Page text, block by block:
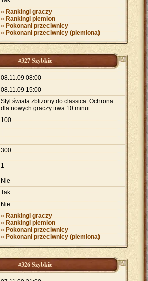
» Rankingi graczy
» Rankingi plemion
» Pokonani przeciwnicy
» Pokonani przeciwnicy (plemiona)
#327 Szybkie
08.11.09 08:00
08.11.09 15:00
Styl świata zbliżony do classica. Ochrona
dla nowych graczy trwa 10 minut.
100
300
1
Nie
Tak
Nie
» Rankingi graczy
» Rankingi plemion
» Pokonani przeciwnicy
» Pokonani przeciwnicy (plemiona)
#326 Szybkie